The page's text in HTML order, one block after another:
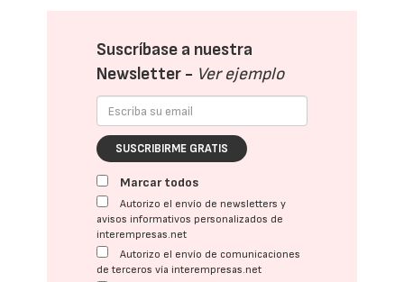
Suscríbase a nuestra
Newsletter - Ver ejemplo
SUSCRIBIRME GRATIS
Marcar todos
Autorizo el envío de newsletters y
avisos informativos personalizados de
interempresas.net
Autorizo el envío de comunicaciones
de terceros vía interempresas.net